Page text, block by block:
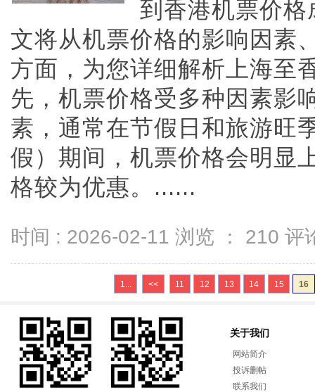
到香港机票价
文将从机票价格的影响因素
方面，为您详细解析上海至
先，机票价格受多种因素影
素，通常在节假日和旅游旺
假）期间，机票价格会明显
格较为优惠。......
时间 : 2026-02-11 浏览 ： 210 评
1... << 11 12 13 14 15 16
关于我们
网站简介
投诉删帖
联系我们